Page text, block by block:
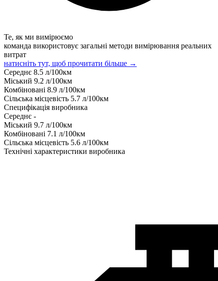
Те, як ми вимірюємо
команда використовує загальні методи вимірювання реальних
витрат
натисніть тут, щоб прочитати більше →
Середнє 8.5 л/100км
Міський 9.2 л/100км
Комбіновані 8.9 л/100км
Сільська місцевість 5.7 л/100км
Специфікація виробника
Середнє -
Міський 9.7 л/100км
Комбіновані 7.1 л/100км
Сільська місцевість 5.6 л/100км
Технічні характеристики виробника